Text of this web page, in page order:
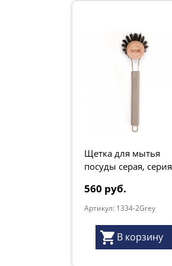
Щетка для мытья
посуды серая, серия
560 руб.
Артикул: 1334-2Grey
В корзину